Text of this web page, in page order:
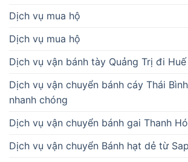
Dịch vụ mua hộ
Dịch vụ mua hộ
Dịch vụ vận bánh tày Quảng Trị đi
Dịch vụ vận chuyển bánh cáy Thái
nhanh chóng
Dịch vụ vận chuyển bánh gai Thanh
Dịch vụ vận chuyển Bánh hạt dẻ từ